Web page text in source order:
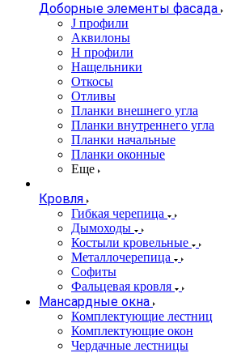
Доборные элементы фасада
J профили
Аквилоны
Н профили
Нащельники
Откосы
Отливы
Планки внешнего угла
Планки внутреннего угла
Планки начальные
Планки оконные
Еще
Кровля
Гибкая черепица
Дымоходы
Костыли кровельные
Металлочерепица
Софиты
Фальцевая кровля
Мансардные окна
Комплектующие лестниц
Комплектующие окон
Чердачные лестницы